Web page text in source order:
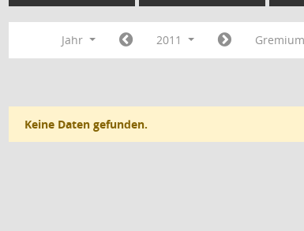
Jahr 2011
Keine Daten gefunden.